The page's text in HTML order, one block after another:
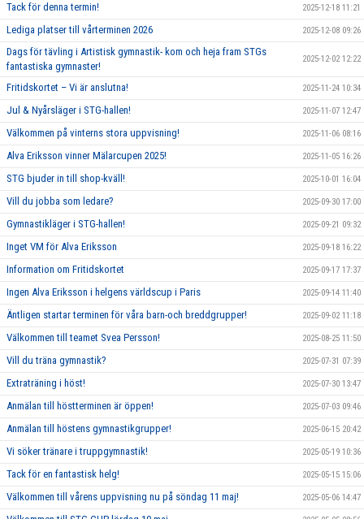
Tack för denna termin! 2025-12-18 11:21
Lediga platser till vårterminen 2026 2025-12-08 09:26
Dags för tävling i Artistisk gymnastik- kom och heja fram STGs
fantastiska gymnaster!
2025-12-02 12:22
Fritidskortet – Vi är anslutna! 2025-11-24 10:34
Jul & Nyårsläger i STG-hallen! 2025-11-07 12:47
Välkommen på vinterns stora uppvisning! 2025-11-06 08:16
Alva Eriksson vinner Mälarcupen 2025! 2025-11-05 16:26
STG bjuder in till shop-kväll! 2025-10-01 16:04
Vill du jobba som ledare? 2025-09-30 17:00
Gymnastikläger i STG-hallen! 2025-09-21 09:32
Inget VM för Alva Eriksson 2025-09-18 16:22
Information om Fritidskortet 2025-09-17 17:37
Ingen Alva Eriksson i helgens världscup i Paris 2025-09-14 11:40
Äntligen startar terminen för våra barn-och breddgrupper! 2025-09-02 11:18
Välkommen till teamet Svea Persson! 2025-08-25 11:50
Vill du träna gymnastik? 2025-07-31 07:39
Extraträning i höst! 2025-07-30 13:47
Anmälan till höstterminen är öppen! 2025-07-03 09:46
Anmälan till höstens gymnastikgrupper! 2025-06-15 20:42
Vi söker tränare i truppgymnastik! 2025-05-19 10:36
Tack för en fantastisk helg! 2025-05-15 15:06
Välkommen till vårens uppvisning nu på söndag 11 maj! 2025-05-06 14:47